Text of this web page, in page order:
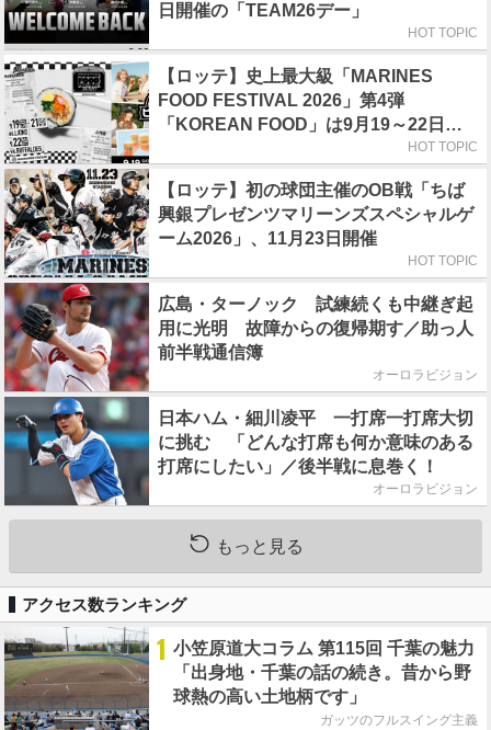
日開催の「TEAM26デー」
HOT TOPIC
【ロッテ】史上最大級「MARINES
FOOD FESTIVAL 2026」第4弾
「KOREAN FOOD」は9月19～22日／
HOT TOPIC
【ロッテ】初の球団主催のOB戦「ちば
興銀プレゼンツマリーンズスペシャルゲ
ーム2026」、11月23日開催
HOT TOPIC
広島・ターノック 試練続くも中継ぎ起
用に光明 故障からの復帰期す／助っ人
前半戦通信簿
オーロラビジョン
日本ハム・細川凌平 一打席一打席大切
に挑む 「どんな打席も何か意味のある
打席にしたい」／後半戦に息巻く！
オーロラビジョン
もっと見る
アクセス数ランキング
1 小笠原道大コラム 第115回 千葉の魅力
「出身地・千葉の話の続き。昔から野
球熱の高い土地柄です」
ガッツのフルスイング主義